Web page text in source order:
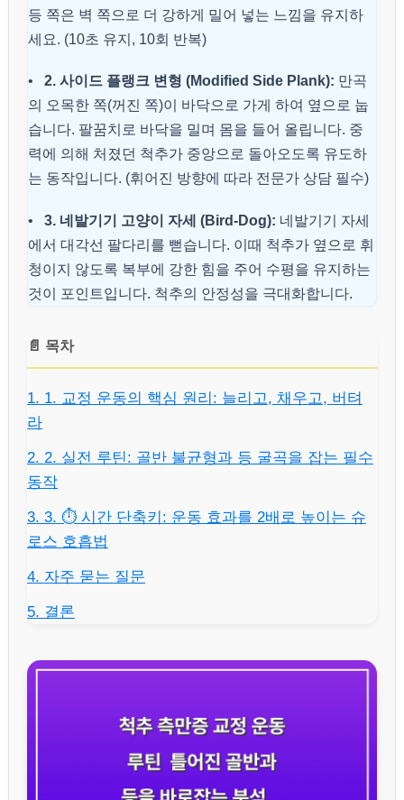
등 쪽은 벽 쪽으로 더 강하게 밀어 넣는 느낌을 유지하
세요. (10초 유지, 10회 반복)
• 2. 사이드 플랭크 변형 (Modified Side Plank): 만곡
의 오목한 쪽(꺼진 쪽)이 바닥으로 가게 하여 옆으로 눕
습니다. 팔꿈치로 바닥을 밀며 몸을 들어 올립니다. 중
력에 의해 처졌던 척추가 중앙으로 돌아오도록 유도하
는 동작입니다. (휘어진 방향에 따라 전문가 상담 필수)
• 3. 네발기기 고양이 자세 (Bird-Dog): 네발기기 자세
에서 대각선 팔다리를 뻗습니다. 이때 척추가 옆으로 휘
청이지 않도록 복부에 강한 힘을 주어 수평을 유지하는
것이 포인트입니다. 척추의 안정성을 극대화합니다.
📄 목차
1. 1. 교정 운동의 핵심 원리: 늘리고, 채우고, 버텨
라
2. 2. 실전 루틴: 골반 불균형과 등 굴곡을 잡는 필수
동작
3. 3. ⏱️ 시간 단축키: 운동 효과를 2배로 높이는 슈
로스 호흡법
4. 자주 묻는 질문
5. 결론